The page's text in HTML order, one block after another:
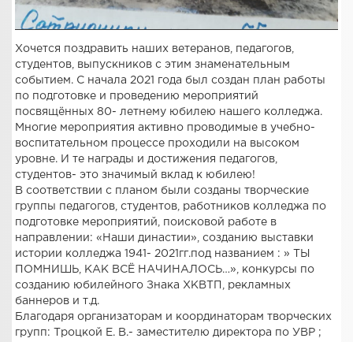
Хочется поздравить наших ветеранов, педагогов,
студентов, выпускников с этим знаменательным
событием. С начала 2021 года был создан план работы
по подготовке и проведению мероприятий
посвящённых 80- летнему юбилею нашего колледжа.
Многие мероприятия активно проводимые в учебно-
воспитательном процессе проходили на высоком
уровне. И те награды и достижения педагогов,
студентов- это значимый вклад к юбилею!
В соответствии с планом были созданы творческие
группы педагогов, студентов, работников колледжа по
подготовке мероприятий, поисковой работе в
направлении: «Наши династии», созданию выставки
истории колледжа 1941- 2021гг.под названием : » ТЫ
ПОМНИШЬ, КАК ВСЁ НАЧИНАЛОСЬ…», конкурсы по
созданию юбилейного Знака ХКВТП, рекламных
баннеров и т.д.
Благодаря организаторам и координаторам творческих
групп: Троцкой Е. В.- заместителю директора по УВР ;